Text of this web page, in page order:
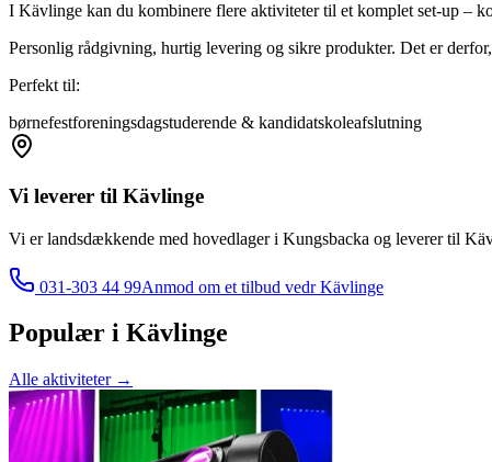
I Kävlinge kan du kombinere flere aktiviteter til et komplet set-up –
Personlig rådgivning, hurtig levering og sikre produkter. Det er
Perfekt til:
børnefestforeningsdagstuderende & kandidatskoleafslutning
Vi leverer til Kävlinge
Vi er landsdækkende med hovedlager i Kungsbacka og leverer til
031-303 44 99Anmod om et tilbud vedr Kävlinge
Populær i Kävlinge
Alle aktiviteter→